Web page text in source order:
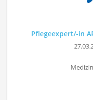
Pflegeexpert/-in